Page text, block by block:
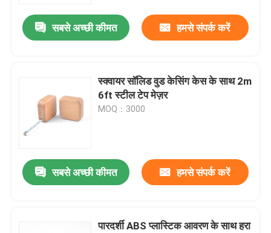
सबसे अच्छी कीमत हमसे संपर्क करें
स्क्वायर सॉलिड वुड केसिंग केस के साथ 2m
6ft स्टील टेप मेज़र
MOQ：3000
सबसे अच्छी कीमत हमसे संपर्क करें
पारदर्शी ABS प्लास्टिक आवरण के साथ हरा